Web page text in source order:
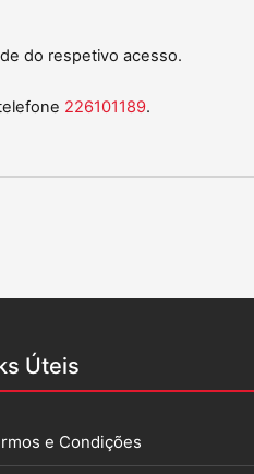
do respetivo acesso.
226101189.
Úteis
e Condições